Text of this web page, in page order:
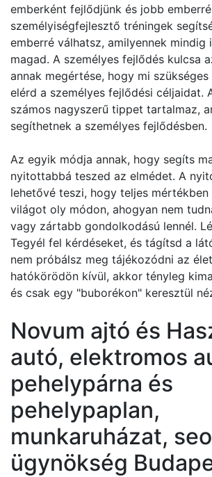
emberként fejlődjünk és jobb
személyiségfejlesztő tréningek
emberré válhatsz, amilyennek mindig
magad. A személyes fejlődés kulcsa
annak megértése, hogy mi
elérd a személyes fejlődési céljaidat.
számos nagyszerű tippet tartalmaz,
segíthetnek a személyes fejlődésben.
Az egyik módja annak, hogy segíts
nyitottabbá teszed az elmédet. A
lehetővé teszi, hogy teljes
világot oly módon, ahogyan nem
vagy zártabb gondolkodású lennél.
Tegyél fel kérdéseket, és tágítsd a
nem próbálsz meg tájékozódni az
hatókörödön kívül, akkor tényleg
és csak egy "buborékon" keresztül
Novum ajtó és
autó, elektromos
pehelypárna és
pehelypaplan,
munkaruházat, seo
ügynökség